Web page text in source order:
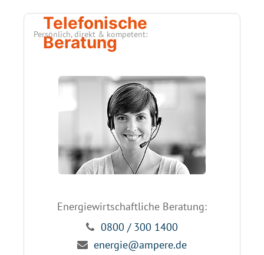
Persönlich, direkt & kompetent:
Telefonische
Beratung
Energiewirtschaftliche Beratung:
0800 / 300 1400
energie@ampere.de